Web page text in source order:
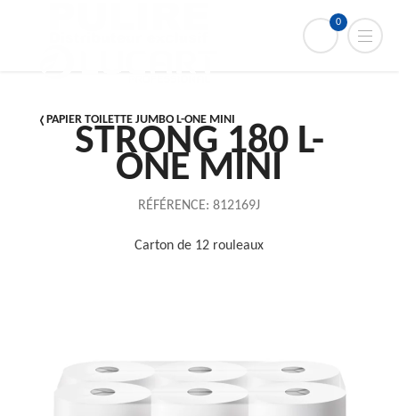
0
PAPIER TOILETTE JUMBO L-ONE MINI
STRONG 180 L-
ONE MINI
RÉFÉRENCE: 812169J
Carton de 12 rouleaux